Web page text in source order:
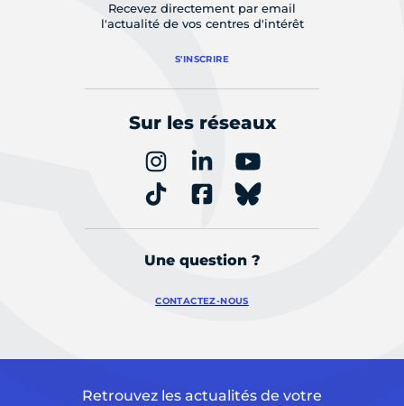
Recevez directement par email
l'actualité de vos centres d'intérêt
S'INSCRIRE
Sur les réseaux
Une question ?
CONTACTEZ-NOUS
Retrouvez les actualités de votre